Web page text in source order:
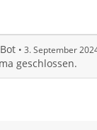
3. September
geschlossen.